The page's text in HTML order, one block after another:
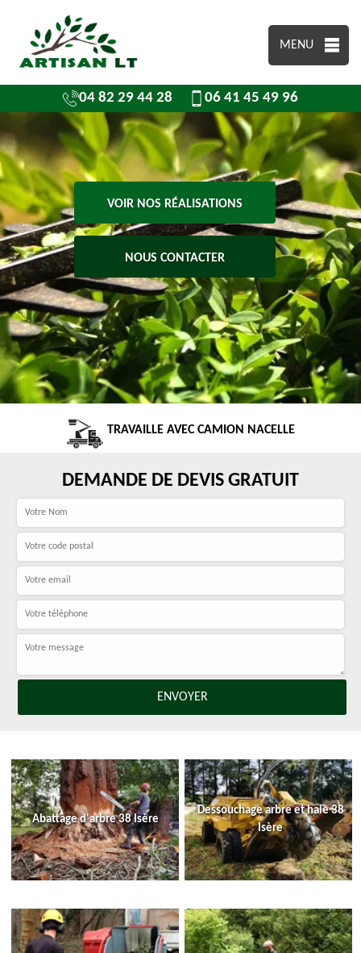
MENU
04 82 29 44 28 06 41 45 49 96
VOIR NOS RÉALISATIONS
NOUS CONTACTER
TRAVAILLE AVEC CAMION NACELLE
DEMANDE DE DEVIS GRATUIT
Abattage d'arbre 38 Isère
Dessouchage arbre et haie 38
Isère